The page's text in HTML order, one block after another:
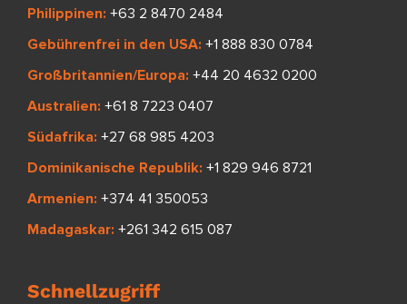
Philippinen: +63 2 8470 2484
Gebührenfrei in den USA: +1 888 830 0784
Großbritannien/Europa: +44 20 4632 0200
Australien: +61 8 7223 0407
Südafrika: +27 68 985 4203
Dominikanische Republik: +1 829 946 8721
Armenien: +374 41 350053
Madagaskar: +261 342 615 087
Schnellzugriff